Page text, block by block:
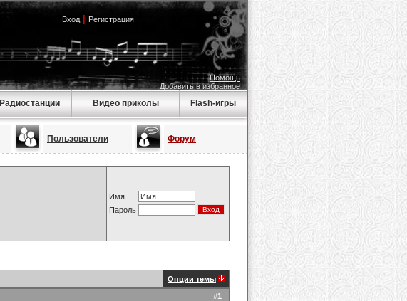
Вход| Регистрация
Помощь
Добавить в избранное
Радиостанции Видео приколы Flash-игры
Пользователи Форум
Имя
Пароль
Опции темы
#1